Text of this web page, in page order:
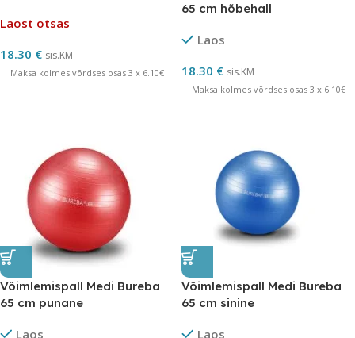
Laost otsas
18.30 € sis.KM
Maksa kolmes võrdses osas 3 x 6.10€
65 cm hõbehall
Laos
18.30 € sis.KM
Maksa kolmes võrdses osas 3 x 6.10€
Võimlemispall Medi Bureba
65 cm punane
Laos
Võimlemispall Medi Bureba
65 cm sinine
Laos